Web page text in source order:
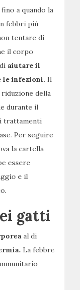
a quando la
febbri più
tentare di
il corpo
aiutare il
le infezioni. Il
riduzione della
durante il
trattamenti
Per seguire
la cartella
essere
e il
gatti
al di
La febbre